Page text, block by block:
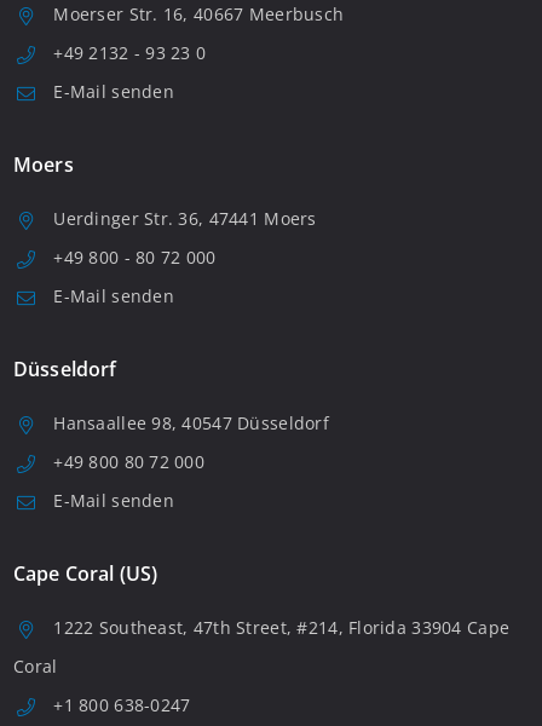
Moerser Str. 16, 40667 Meerbusch
+49 2132 - 93 23 0
E-Mail senden
Moers
Uerdinger Str. 36, 47441 Moers
+49 800 - 80 72 000
E-Mail senden
Düsseldorf
Hansaallee 98, 40547 Düsseldorf
+49 800 80 72 000
E-Mail senden
Cape Coral (US)
1222 Southeast, 47th Street, #214, Florida 33904 Cape
Coral
+1 800 638-0247